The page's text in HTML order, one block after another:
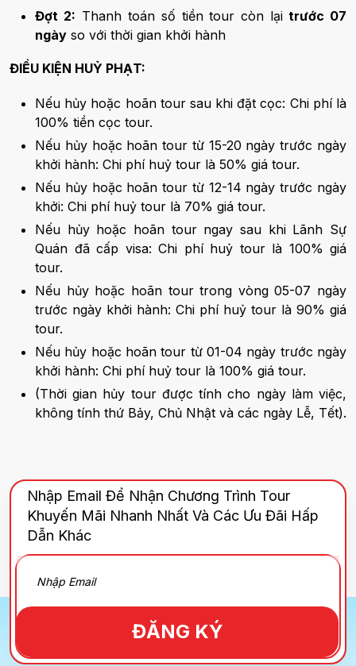
Đợt 2: Thanh toán số tiền tour còn lại trước 07
ngày so với thời gian khởi hành
ĐIỀU KIỆN HUỶ PHẠT:
Nếu hủy hoặc hoãn tour sau khi đặt cọc: Chi phí là
100% tiền cọc tour.
Nếu hủy hoặc hoãn tour từ 15-20 ngày trước ngày
khởi hành: Chi phí huỷ tour là 50% giá tour.
Nếu hủy hoặc hoãn tour từ 12-14 ngày trước ngày
khởi: Chi phí huỷ tour là 70% giá tour.
Nếu hủy hoặc hoãn tour ngay sau khi Lãnh Sự
Quán đã cấp visa: Chi phí huỷ tour là 100% giá
tour.
Nếu hủy hoặc hoãn tour trong vòng 05-07 ngày
trước ngày khởi hành: Chi phí huỷ tour là 90% giá
tour.
Nếu hủy hoặc hoãn tour từ 01-04 ngày trước ngày
khởi hành: Chi phí huỷ tour là 100% giá tour.
(Thời gian hủy tour được tính cho ngày làm việc,
không tính thứ Bảy, Chủ Nhật và các ngày Lễ, Tết).
Nhập Email Để Nhận Chương Trình Tour
Khuyến Mãi Nhanh Nhất Và Các Ưu Đãi Hấp
Dẫn Khác
ĐĂNG KÝ